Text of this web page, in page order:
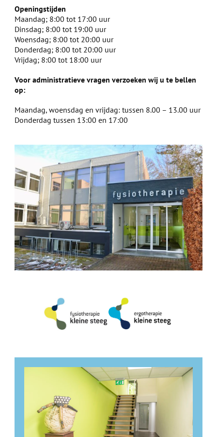
Openingstijden
Maandag; 8:00 tot 17:00 uur
Dinsdag; 8:00 tot 19:00 uur
Woensdag; 8:00 tot 20:00 uur
Donderdag; 8:00 tot 20:00 uur
Vrijdag; 8:00 tot 18:00 uur
Voor administratieve vragen verzoeken wij u te bellen
op:
Maandag, woensdag en vrijdag: tussen 8.00 – 13.00 uur
Donderdag tussen 13:00 en 17:00